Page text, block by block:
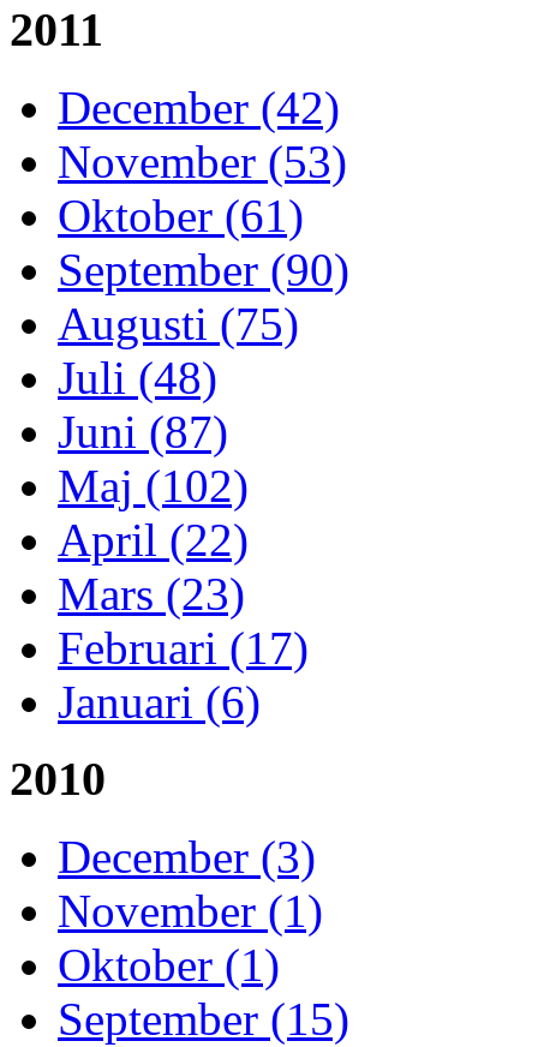
2011
December (42)
November (53)
Oktober (61)
September (90)
Augusti (75)
Juli (48)
Juni (87)
Maj (102)
April (22)
Mars (23)
Februari (17)
Januari (6)
2010
December (3)
November (1)
Oktober (1)
September (15)